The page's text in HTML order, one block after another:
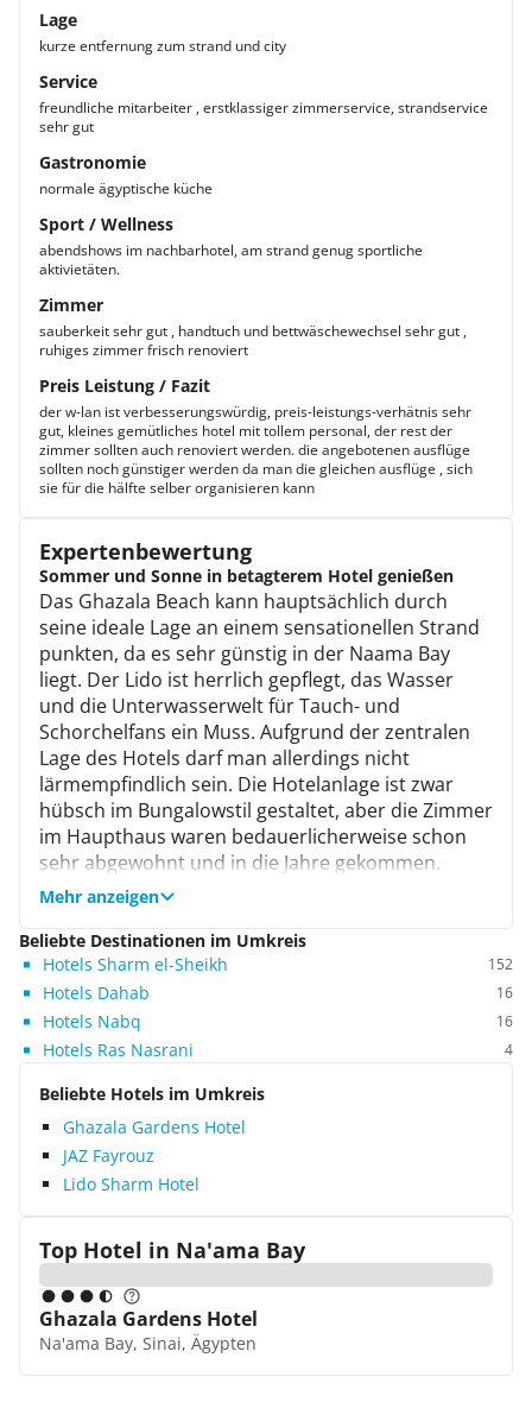
Lage
kurze entfernung zum strand und city
Service
freundliche mitarbeiter , erstklassiger zimmerservice, strandservice
sehr gut
Gastronomie
normale ägyptische küche
Sport / Wellness
abendshows im nachbarhotel, am strand genug sportliche
aktivietäten.
Zimmer
sauberkeit sehr gut , handtuch und bettwäschewechsel sehr gut ,
ruhiges zimmer frisch renoviert
Preis Leistung / Fazit
der w-lan ist verbesserungswürdig, preis-leistungs-verhätnis sehr
gut, kleines gemütliches hotel mit tollem personal, der rest der
zimmer sollten auch renoviert werden. die angebotenen ausflüge
sollten noch günstiger werden da man die gleichen ausflüge , sich
sie für die hälfte selber organisieren kann
Expertenbewertung
Sommer und Sonne in betagterem Hotel genießen
Das Ghazala Beach kann hauptsächlich durch
seine ideale Lage an einem sensationellen Strand
punkten, da es sehr günstig in der Naama Bay
liegt. Der Lido ist herrlich gepflegt, das Wasser
und die Unterwasserwelt für Tauch- und
Schorchelfans ein Muss. Aufgrund der zentralen
Lage des Hotels darf man allerdings nicht
lärmempfindlich sein. Die Hotelanlage ist zwar
hübsch im Bungalowstil gestaltet, aber die Zimmer
im Haupthaus waren bedauerlicherweise schon
sehr abgewohnt und in die Jahre gekommen.
Dafür muss ich das Personal lobend erwähnen,
man fühlte sich durch die kleinen Nettigkeiten
richtig wohl. Das Essensangebot empfand ich als
sehr einfach und teilweise phantasielos. Im Urlaub
hätte ich mir schon die ein oder andere
Abwechslung gewünscht. Fazit: Hotel für Leute mit
etwas geringeren Ansprüchen.
Mehr anzeigen
Beliebte Destinationen im Umkreis
Hotels Sharm el-Sheikh
152
Hotels Dahab 16
Hotels Nabq 16
Hotels Ras Nasrani 4
Beliebte Hotels im Umkreis
Ghazala Gardens Hotel
JAZ Fayrouz
Lido Sharm Hotel
Top Hotel in Na'ama Bay
Ghazala Gardens Hotel
Na'ama Bay, Sinai, Ägypten